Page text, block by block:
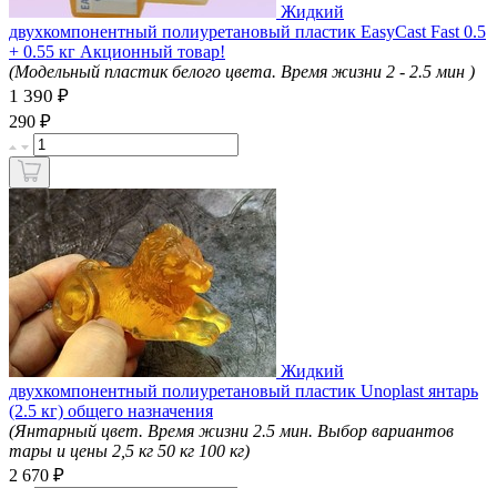
Жидкий
двухкомпонентный полиуретановый пластик EasyCast Fast 0.5
+ 0.55 кг Акционный товар!
(Модельный пластик белого цвета. Время жизни 2 - 2.5 мин )
1 390 ₽
290 ₽
Жидкий
двухкомпонентный полиуретановый пластик Unoplast янтарь
(2.5 кг) общего назначения
(Янтарный цвет. Время жизни 2.5 мин. Выбор вариантов
тары и цены 2,5 кг 50 кг 100 кг)
2 670 ₽